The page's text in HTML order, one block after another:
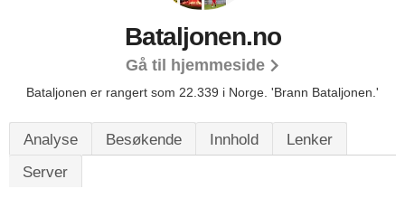
Bataljonen.no
Gå til hjemmeside
Bataljonen er rangert som 22.339 i Norge. 'Brann Bataljonen.'
Analyse Besøkende Innhold
Lenker
Server